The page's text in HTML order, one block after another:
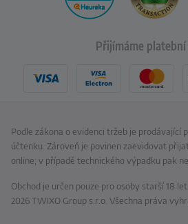
Přijímáme
Obchod je určen pouze pro osoby starší 18 let.
2026 TWIXO Group s.r.o. Všechna práva
Podle zákona o evidenci tržeb je prodávající
účtenku. Zároveň je povinen zaevidovat
online; v případě technického výpadku pak